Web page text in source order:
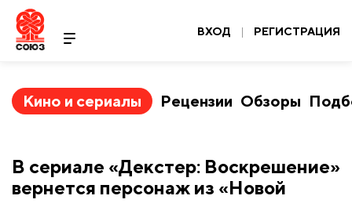
ВХОД | РЕГИСТРАЦИЯ
Кино и сериалы Рецензии Обзоры
В сериале «Декстер: Воскрешение»
вернется персонаж из «Новой